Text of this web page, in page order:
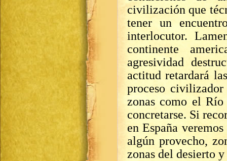
civilización que
tener un
interlocutor.
continente
agresividad
actitud retardará
proceso
zonas como el
concretarse. Si
en España
algún provecho,
zonas del desierto